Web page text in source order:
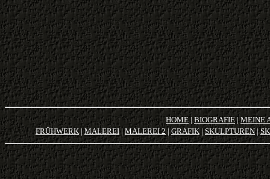
HOME| BIOGRAFIE |MEINE
FRÜHWERK |MALEREI|MALEREI 2 |GRAFIK|SKULPTUREN|